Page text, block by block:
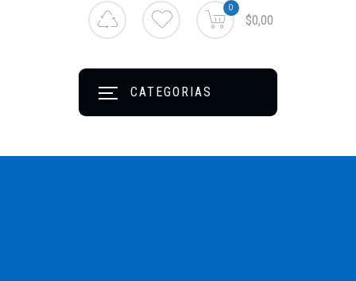
0
$0,00
CATEGORIAS